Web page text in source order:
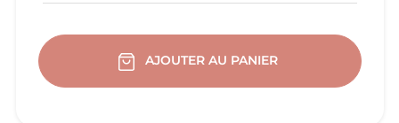
AJOUTER AU PANIER